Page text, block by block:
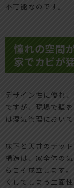
不可能なのです。
憧れの空間
家でカビが
デザイン性に優れ
ですが、現場で壁
は湿気管理におい
床下と天井のデッ
構造は、家全体の
らこそ成立します
くしてしまう二面